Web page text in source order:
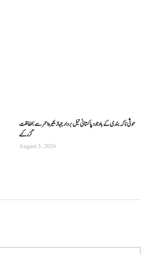
حوثی ناکہ بندی کے باوجود پاکستانی تیل بردار جہاز بحیرہ احمر سے بحفاظت
گزر گئے
August 5, 2026